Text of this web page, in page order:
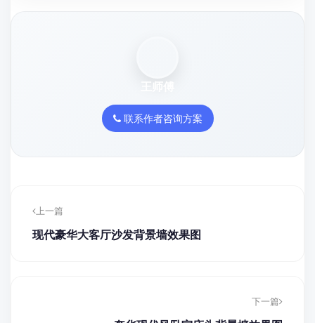
王师傅
联系作者咨询方案
上一篇
现代豪华大客厅沙发背景墙效果图
下一篇